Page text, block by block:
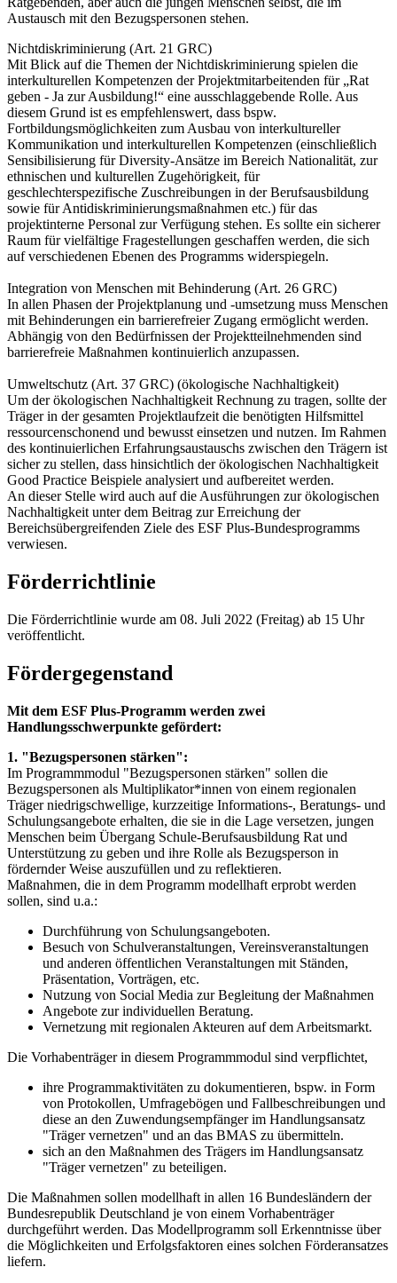
Austausch mit den Bezugspersonen stehen.
Nichtdiskriminierung (Art. 21 GRC)
Mit Blick auf die Themen der Nichtdiskriminierung spielen die
interkulturellen Kompetenzen der Projektmitarbeitenden für „Rat
geben - Ja zur Ausbildung!“ eine ausschlaggebende Rolle. Aus
diesem Grund ist es empfehlenswert, dass bspw.
Fortbildungsmöglichkeiten zum Ausbau von interkultureller
Kommunikation und interkulturellen Kompetenzen (einschließlich
Sensibilisierung für Diversity-Ansätze im Bereich Nationalität, zur
ethnischen und kulturellen Zugehörigkeit, für
geschlechterspezifische Zuschreibungen in der Berufsausbildung
sowie für Antidiskriminierungsmaßnahmen etc.) für das
projektinterne Personal zur Verfügung stehen. Es sollte ein sicherer
Raum für vielfältige Fragestellungen geschaffen werden, die sich
auf verschiedenen Ebenen des Programms widerspiegeln.
Integration von Menschen mit Behinderung (Art. 26 GRC)
In allen Phasen der Projektplanung und -umsetzung muss Menschen
mit Behinderungen ein barrierefreier Zugang ermöglicht werden.
Abhängig von den Bedürfnissen der Projektteilnehmenden sind
barrierefreie Maßnahmen kontinuierlich anzupassen.
Umweltschutz (Art. 37 GRC) (ökologische Nachhaltigkeit)
Um der ökologischen Nachhaltigkeit Rechnung zu tragen, sollte der
Träger in der gesamten Projektlaufzeit die benötigten Hilfsmittel
ressourcenschonend und bewusst einsetzen und nutzen. Im Rahmen
des kontinuierlichen Erfahrungsaustauschs zwischen den Trägern ist
sicher zu stellen, dass hinsichtlich der ökologischen Nachhaltigkeit
Good Practice Beispiele analysiert und aufbereitet werden.
An dieser Stelle wird auch auf die Ausführungen zur ökologischen
Nachhaltigkeit unter dem Beitrag zur Erreichung der
Bereichsübergreifenden Ziele des ESF Plus-Bundesprogramms
verwiesen.
Förderrichtlinie
Die Förderrichtlinie wurde am 08. Juli 2022 (Freitag) ab 15 Uhr
veröffentlicht.
Fördergegenstand
Mit dem ESF Plus-Programm werden zwei
Handlungsschwerpunkte gefördert:
1. "Bezugspersonen stärken":
Im Programmmodul "Bezugspersonen stärken" sollen die
Bezugspersonen als Multiplikator*innen von einem regionalen
Träger niedrigschwellige, kurzzeitige Informations-, Beratungs- und
Schulungsangebote erhalten, die sie in die Lage versetzen, jungen
Menschen beim Übergang Schule-Berufsausbildung Rat und
Unterstützung zu geben und ihre Rolle als Bezugsperson in
fördernder Weise auszufüllen und zu reflektieren.
Maßnahmen, die in dem Programm modellhaft erprobt werden
sollen, sind u.a.:
Durchführung von Schulungsangeboten.
Besuch von Schulveranstaltungen, Vereinsveranstaltungen
und anderen öffentlichen Veranstaltungen mit Ständen,
Präsentation, Vorträgen, etc.
Nutzung von Social Media zur Begleitung der Maßnahmen
Angebote zur individuellen Beratung.
Vernetzung mit regionalen Akteuren auf dem Arbeitsmarkt.
Die Vorhabenträger in diesem Programmmodul sind verpflichtet,
ihre Programmaktivitäten zu dokumentieren, bspw. in Form
von Protokollen, Umfragebögen und Fallbeschreibungen und
diese an den Zuwendungsempfänger im Handlungsansatz
"Träger vernetzen" und an das BMAS zu übermitteln.
sich an den Maßnahmen des Trägers im Handlungsansatz
"Träger vernetzen" zu beteiligen.
Die Maßnahmen sollen modellhaft in allen 16 Bundesländern der
Bundesrepublik Deutschland je von einem Vorhabenträger
durchgeführt werden. Das Modellprogramm soll Erkenntnisse über
die Möglichkeiten und Erfolgsfaktoren eines solchen Förderansatzes
liefern.